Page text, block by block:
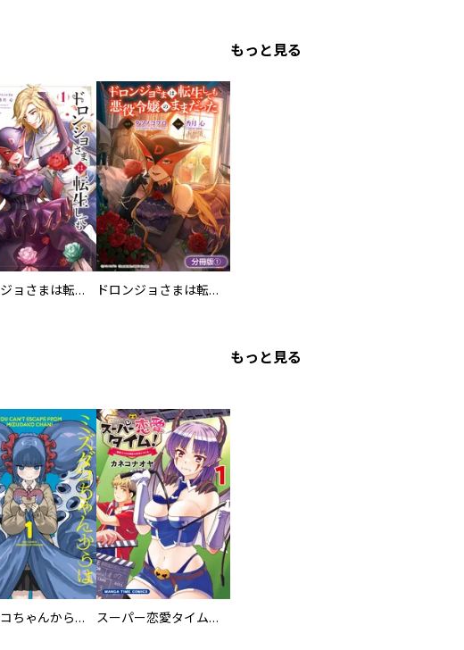
もっと見る
ドロンジョさまは転生しても悪役令嬢のままだった ドロンジョさまは転生しても悪役令嬢のままだった【分冊版】
もっと見る
ミズダコちゃんからは逃げられない！ スーパー恋愛タイム！～現場でドＳな彼女は自宅でデレる～